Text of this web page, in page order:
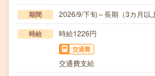
期間 2026/9/下旬～長期（3カ月
時給 時給1226円
交通費
交通費支給